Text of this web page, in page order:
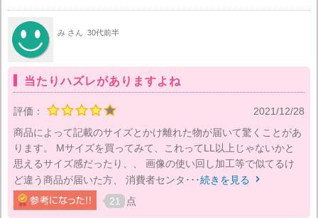
み さん 30代前半
当たりハズレがありますよね
評価：
2021/12/28
商品によって記載のサイズとかけ離れた物が届いて驚くことがあ
ります。 Mサイズを買ってみて、これってLL以上じゃないかと
思えるサイズ感だったり、、 画像の使い回し加工等で似てるけ
ど違う商品が届いた方、 消費者センタ･･･続きを見る 
21 点